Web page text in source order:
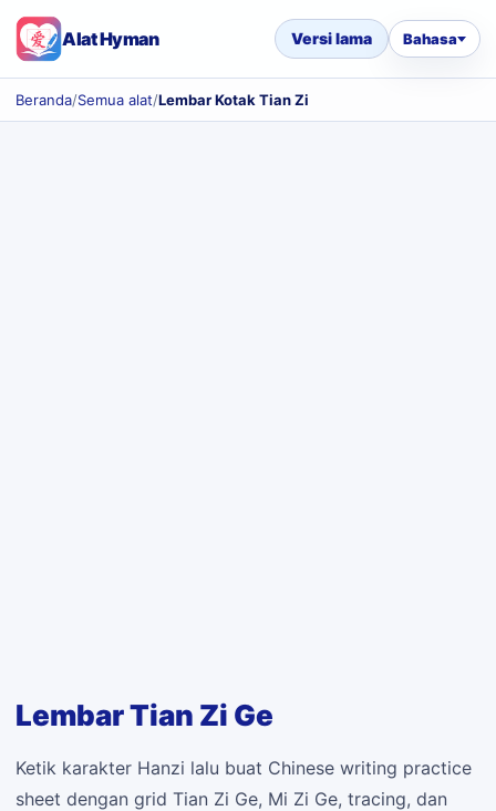
Alat Hyman Versi lama Bahasa
Beranda/Semua alat/Lembar Kotak Tian Zi
Lembar Tian Zi Ge
Ketik karakter Hanzi lalu buat Chinese writing practice
sheet dengan grid Tian Zi Ge, Mi Zi Ge, tracing, dan